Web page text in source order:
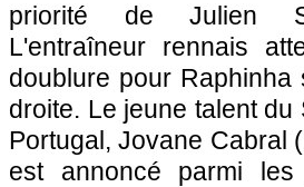
priorité de Julien
L'entraîneur rennais
doublure pour Raphinha
droite. Le jeune talent du
Portugal, Jovane Cabral
est annoncé parmi les